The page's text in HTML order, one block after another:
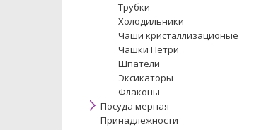
Трубки
Холодильники
Чаши кристаллизационые
Чашки Петри
Шпатели
Эксикаторы
Флаконы
Посуда мерная
Принадлежности